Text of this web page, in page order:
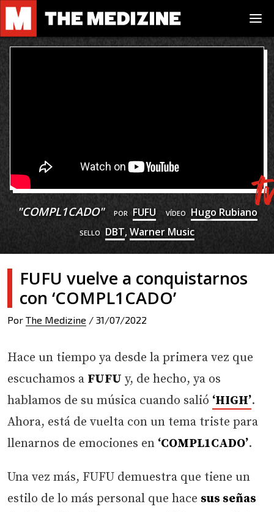
"COMPL1CADO" POR FUFU VÍDEO Hugo Rubiano
SELLO DBT,Warner Music
FUFU vuelve a conquistarnos
con ‘COMPL1CADO’
Por The Medizine / 31/07/2022
Hace un tiempo ya desde la primera vez que
escuchamos a FUFU y, de hecho, ya os
hablamos de su música cuando salió ‘HIGH’.
Ahora, está de vuelta con un tema triste para
llenarnos de emociones en ‘COMPL1CADO’.
Una vez más, FUFU demuestra que tiene un
estilo de lo más personal que hace sus señas